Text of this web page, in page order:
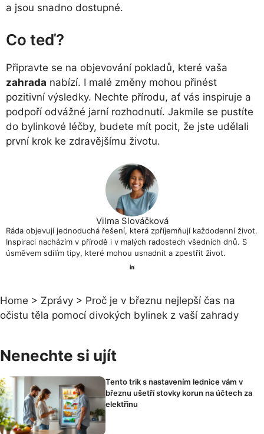
a jsou snadno dostupné.
Co teď?
Připravte se na objevování pokladů, které vaša
zahrada nabízí. I malé změny mohou přinést
pozitivní výsledky. Nechte přírodu, ať vás inspiruje a
podpoří odvážné jarní rozhodnutí. Jakmile se pustíte
do bylinkové léčby, budete mít pocit, že jste udělali
první krok ke zdravějšímu životu.
Vilma Slováčková
Ráda objevují jednoduchá řešení, která zpříjemňují každodenní život.
Inspiraci nacházím v přírodě i v malých radostech všedních dnů. S
úsměvem sdílím tipy, které mohou usnadnit a zpestřit život.
Home > Zprávy > Proč je v březnu nejlepší čas na
očistu těla pomocí divokých bylinek z vaší zahrady
Nenechte si ujít
Tento trik s nastavením lednice vám v
březnu ušetří stovky korun na účtech za
elektřinu